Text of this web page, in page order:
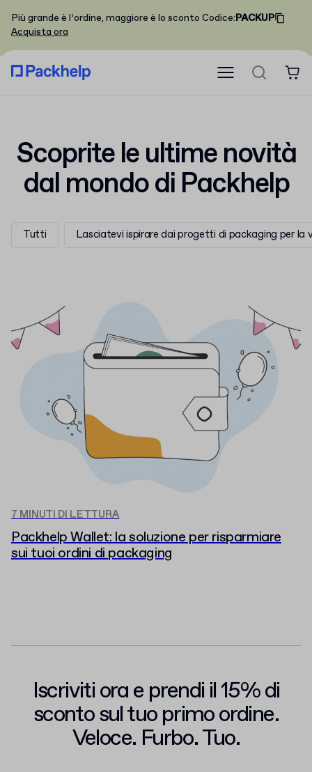
Più grande è l’ordine, maggiore è lo sconto Codice:PACKUP
Acquista ora
Scoprite le ultime novità
dal mondo di Packhelp
Tutti Lasciatevi ispirare dai progetti di packaging per la
7 MINUTI DI LETTURA
Packhelp Wallet: la soluzione per risparmiare
sui tuoi ordini di packaging
Iscriviti ora e prendi il 15% di
sconto sul tuo primo ordine.
Veloce. Furbo. Tuo.